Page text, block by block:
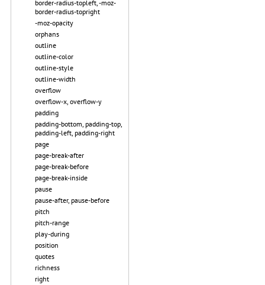
border-radius-topleft, -moz-
border-radius-topright
-moz-opacity
orphans
outline
outline-color
outline-style
outline-width
overflow
overflow-x, overflow-y
padding
padding-bottom, padding-top,
padding-left, padding-right
page
page-break-after
page-break-before
page-break-inside
pause
pause-after, pause-before
pitch
pitch-range
play-during
position
quotes
richness
right